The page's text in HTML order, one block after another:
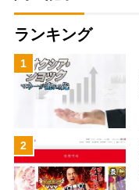
ランキング
1
2